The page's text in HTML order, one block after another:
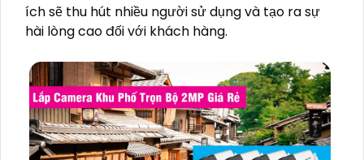
ích sẽ thu hút nhiều người sử dụng và tạo ra sự
hài lòng cao đối với khách hàng.